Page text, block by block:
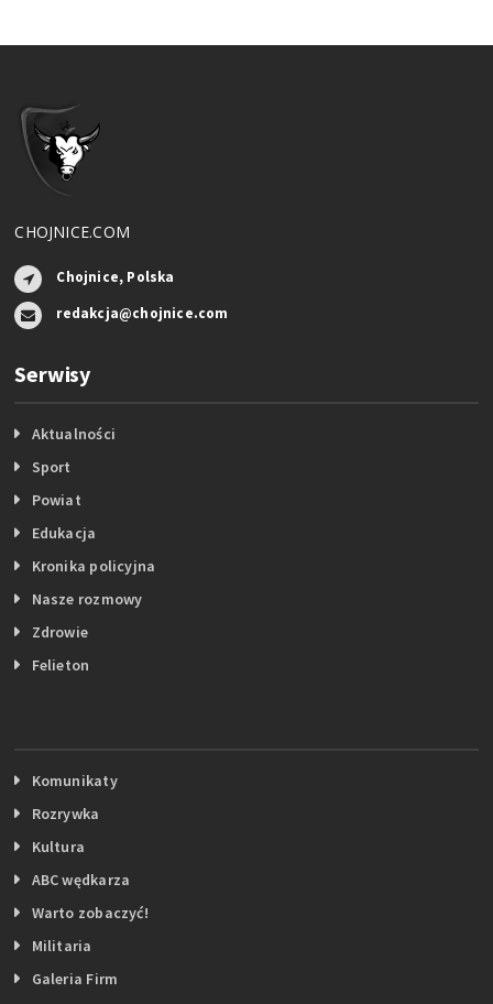
CHOJNICE.COM
Chojnice, Polska
redakcja@chojnice.com
Serwisy
Aktualności
Sport
Powiat
Edukacja
Kronika policyjna
Nasze rozmowy
Zdrowie
Felieton
Komunikaty
Rozrywka
Kultura
ABC wędkarza
Warto zobaczyć!
Militaria
Galeria Firm